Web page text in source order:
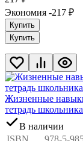
Экономия -217 ₽
Купить
Купить
Жизненные
тетрадь школьника
В наличии